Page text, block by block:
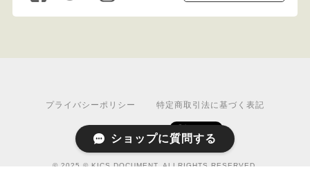
プライバシーポリシー 特定商取引法に基づく表記
© 2025 © KICS DOCUMENT. ALLRIGHTS RESERVED.
ショップに質問する